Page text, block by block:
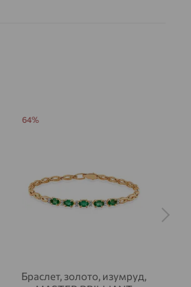
Браслет, золото, изумруд,
64%